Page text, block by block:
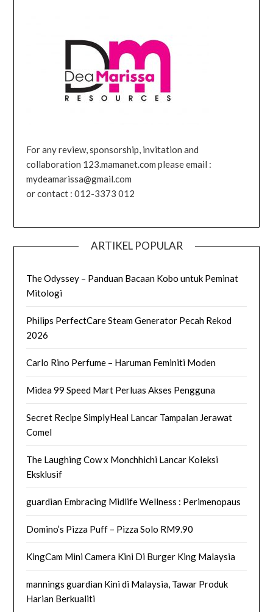
For any review, sponsorship, invitation and
collaboration 123.mamanet.com please email :
mydeamarissa@gmail.com
or contact : 012-3373 012
ARTIKEL POPULAR
The Odyssey – Panduan Bacaan Kobo untuk Peminat
Mitologi
Philips PerfectCare Steam Generator Pecah Rekod
2026
Carlo Rino Perfume – Haruman Feminiti Moden
Midea 99 Speed Mart Perluas Akses Pengguna
Secret Recipe SimplyHeal Lancar Tampalan Jerawat
Comel
The Laughing Cow x Monchhichi Lancar Koleksi
Eksklusif
guardian Embracing Midlife Wellness : Perimenopaus
Domino’s Pizza Puff – Pizza Solo RM9.90
KingCam Mini Camera Kini Di Burger King Malaysia
mannings guardian Kini di Malaysia, Tawar Produk
Harian Berkualiti